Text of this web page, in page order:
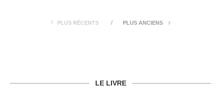
PLUS RÉCENTS PLUS ANCIENS
LE LIVRE